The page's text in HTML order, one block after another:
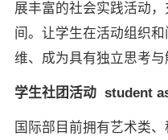
展丰富的社会实践活动
间。让学生在活动组织
维、成为具有独立思考与
学生社团活动 student
国际部目前拥有艺术类